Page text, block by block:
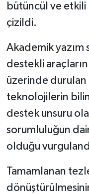
bütüncül ve
çizildi.
Akademik yazım
destekli
üzerinde
teknolojilerin
destek unsuru
sorumluluğun
olduğu
Tamamlanan